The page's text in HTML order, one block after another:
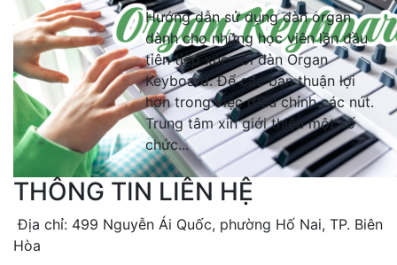
Hướng dẫn sử dụng đàn organ
dành cho những học viên lần đầu
tiên tiếp xúc với đàn Organ
Keyboard. Để các bạn thuận lợi
hơn trong việc điều chỉnh các nút.
Trung tâm xin giới thiệu một số
chức...
THÔNG TIN LIÊN HỆ
Địa chỉ: 499 Nguyễn Ái Quốc, phường Hố Nai, TP. Biên
Hòa